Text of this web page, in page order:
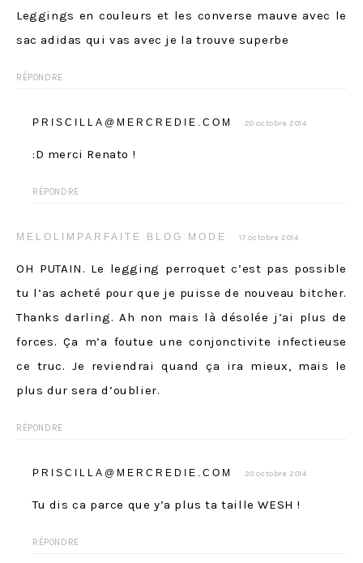
Leggings en couleurs et les converse mauve avec le
sac adidas qui vas avec je la trouve superbe
RÉPONDRE
PRISCILLA@MERCREDIE.COM 20 octobre 2014
:D merci Renato !
RÉPONDRE
MELOLIMPARFAITE BLOG MODE 17 octobre 2014
OH PUTAIN. Le legging perroquet c’est pas possible
tu l’as acheté pour que je puisse de nouveau bitcher.
Thanks darling. Ah non mais là désolée j’ai plus de
forces. Ça m’a foutue une conjonctivite infectieuse
ce truc. Je reviendrai quand ça ira mieux, mais le
plus dur sera d’oublier.
RÉPONDRE
PRISCILLA@MERCREDIE.COM 20 octobre 2014
Tu dis ca parce que y’a plus ta taille WESH !
RÉPONDRE